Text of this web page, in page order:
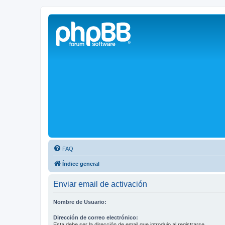
Solax FAQ
Lugar para intercambiar dudas sobre inversores solares Solax y
FAQ
Índice general
Enviar email de activación
Nombre de Usuario:
Dirección de correo electrónico: